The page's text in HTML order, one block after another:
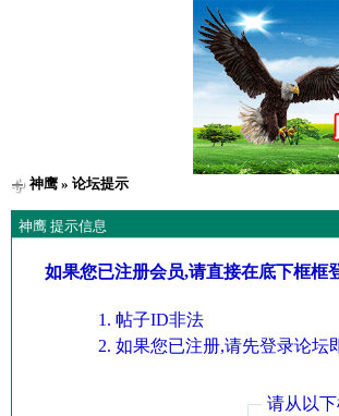
神鹰» 论坛提示
神鹰 提示信息
如果您已注册会员,请直接在底下框框
帖子ID非法
如果您已注册,请先登录论坛
请从以